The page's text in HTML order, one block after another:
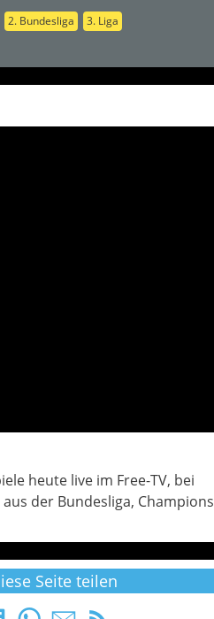
2. Bundesliga
3. Liga
heute live im Free-TV, bei
der Bundesliga, Champions
Seite teilen